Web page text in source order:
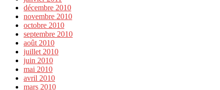
décembre 2010
novembre 2010
octobre 2010
septembre 2010
août 2010
juillet 2010
juin 2010
mai 2010
avril 2010
mars 2010